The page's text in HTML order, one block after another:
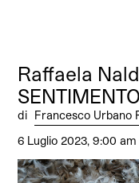
Raffaela
di Francesco Urbano
6 Luglio 2023, 9:00 am